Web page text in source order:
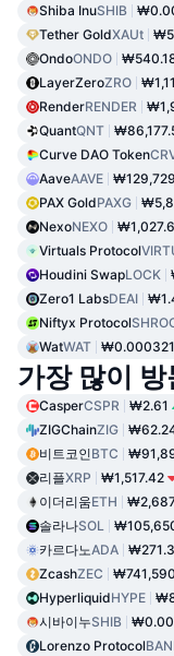
Shiba InuSHIB
Tether GoldXAUt
OndoONDO
LayerZeroZRO
RenderRENDER
QuantQNT
Curve DAO Token
AaveAAVE
PAX GoldPAXG
NexoNEXO
Virtuals Protocol
Houdini SwapLOCK
Zero1 LabsDEAI
Niftyx Protocol
WatWAT
가장 많이
CasperCSPR ₩2.61
ZIGChainZIG
비트코인BTC
리플XRP ₩1,517.42
이더리움ETH
솔라나SOL
카르다노ADA
ZcashZEC
HyperliquidHYPE
시바이누SHIB
Lorenzo Protocol